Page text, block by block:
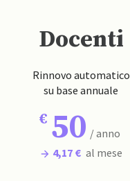
Docenti
Rinnovo automatico
su base annuale
50 / anno
4,17 € al mese